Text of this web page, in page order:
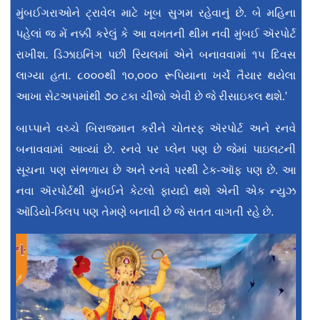
મુંબઈગરાઓને ટ્રાવેલ માટે ખૂબ સુગમ રહેવાનું છે. બે મહિના
પહેલાં જ મેં નક્કી કરેલું કે આ વખતની થીમ નવી મુંબઈ ઍરપોર્ટ
રાખીશ. ડિઝાઇનિંગ પછી રિયલમાં એને બનાવવામાં ૧૫ દિવસ
લાગ્યા હતા. ૮૦૦૦થી ૧૦,૦૦૦ રૂપિયાના ખર્ચે તૈયાર થયેલા
આખા સેટઅપમાંથી ૭૦ ટકા ચીજો એવી છે જે રીસાઇકલ થશે.’
બાપ્પાને વચ્ચે બિરાજમાન કરીને ચોતરફ ઍરપોર્ટ અને રનવે
બનાવવામાં આવ્યાં છે. રનવે પર પ્લેન પણ છે જેમાં પાઇલટની
સૂચના પણ સંભળાય છે અને રનવે પરથી ટેક-ઑફ પણ છે. આ
નવા ઍરપોર્ટથી મુંબઈને કેટલો ફાયદો થશે એની એક ન્યુઝ
ઑડિયો-ક્લિપ પણ તેમણે બનાવી છે જે સતત વાગતી રહે છે.